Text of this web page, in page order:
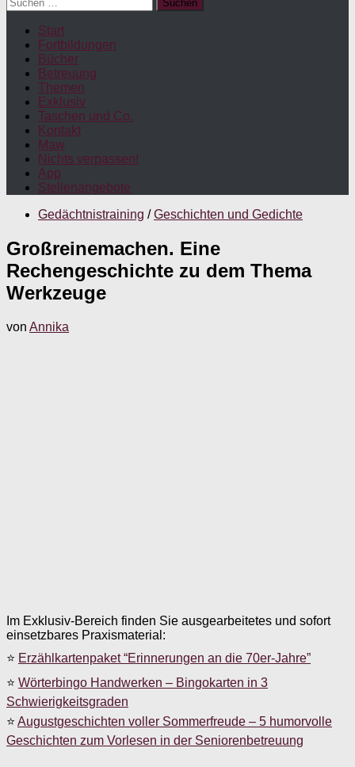
nach:
Start
Fortbildungen
Bücher
Betreuung
Themen
Exklusiv
Taschen und Co.
Kontakt
Maw
Nichts verpassen!
App
Stellenangebote
Gedächtnistraining / Geschichten und Gedichte
Großreinemachen. Eine
Rechengeschichte zu dem Thema
Werkzeuge
von Annika
Im Exklusiv-Bereich finden Sie ausgearbeitetes und sofort
einsetzbares Praxismaterial:
⭐ Erzählkartenpaket “Erinnerungen an die 70er-Jahre”
⭐ Wörterbingo Handwerken – Bingokarten in 3
Schwierigkeitsgraden
⭐ Augustgeschichten voller Sommerfreude – 5 humorvolle
Geschichten zum Vorlesen in der Seniorenbetreuung